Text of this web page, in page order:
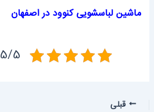
ماشین ‌لباسشویی کنوود در اصفهان
5/5 - (22 امتیاز)
قبلی